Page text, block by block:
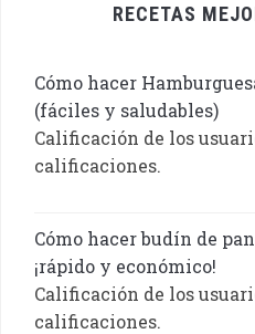
RECETAS
Cómo hacer
(fáciles y saludables)
Calificación de los
calificaciones.
Cómo hacer budín de
¡rápido y económico!
Calificación de los
calificaciones.